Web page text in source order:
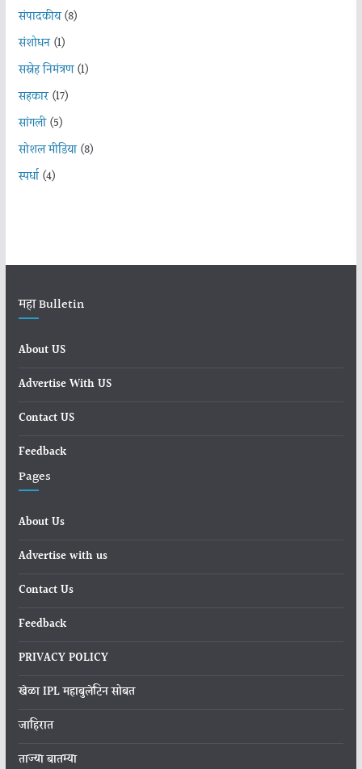
संपादकीय(8)
संशोधन(1)
सस्नेह निमंत्रण(1)
सहकार(17)
सांगली(5)
सोशल मीडिया(8)
स्पर्धा(4)
महा Bulletin
About US
Advertise With US
Contact US
Feedback
Pages
About Us
Advertise with us
Contact Us
Feedback
PRIVACY POLICY
खेळा IPL महाबुलेटिन सोबत
जाहिरात
ताज्या बातम्या